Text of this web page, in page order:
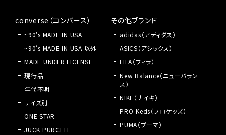
converse（コンバース）
~90's MADE IN USA
~90's MADE IN USA 以外
MADE UNDER LICENSE
現行品
年代不明
サイズ別
ONE STAR
JUCK PURCELL
その他ブランド
adidas（アディダス）
ASICS（アシックス）
FILA（フィラ）
New Balance（ニューバラン
ス）
NIKE（ナイキ）
PRO-Keds（プロケッズ）
PUMA（プーマ）